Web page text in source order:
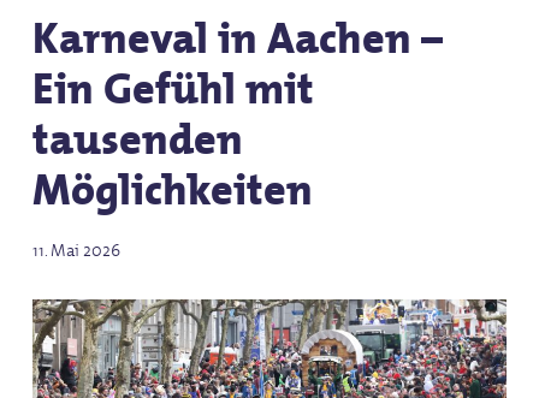
Karneval in Aachen –
Ein Gefühl mit
tausenden
Möglichkeiten
11. Mai 2026